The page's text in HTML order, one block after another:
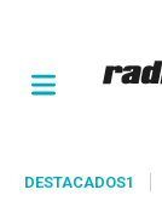
DESTACADOS1